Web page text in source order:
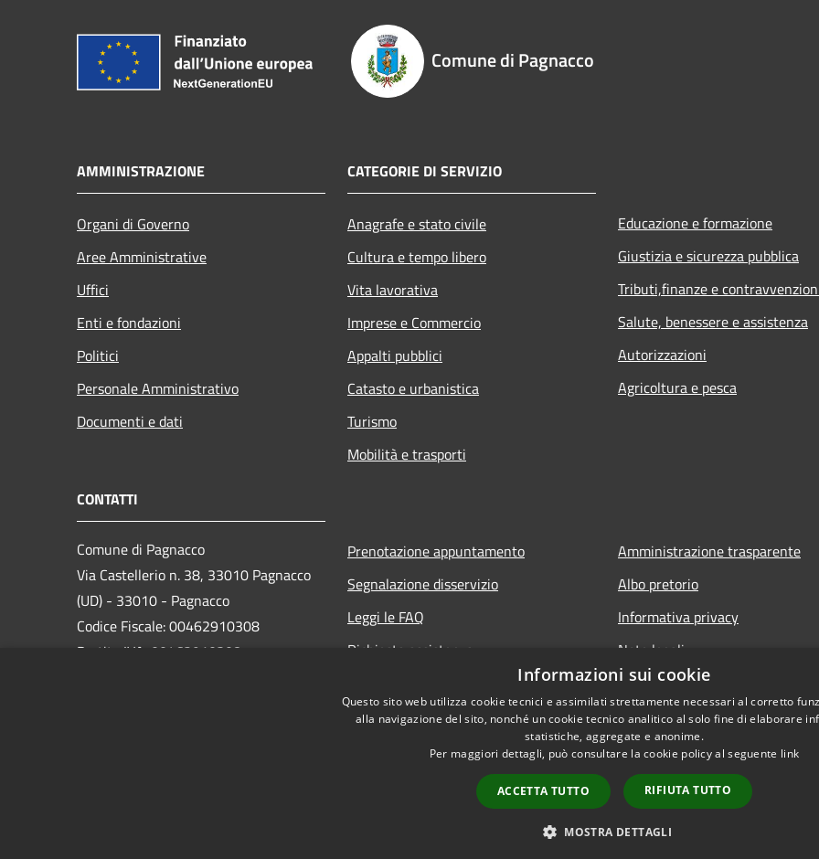
Comune di Pagnacco
AMMINISTRAZIONE
Organi di Governo
Aree Amministrative
Uffici
Enti e fondazioni
Politici
Personale Amministrativo
Documenti e dati
CATEGORIE DI SERVIZIO
Anagrafe e stato civile
Cultura e tempo libero
Vita lavorativa
Imprese e Commercio
Appalti pubblici
Catasto e urbanistica
Turismo
Mobilità e trasporti
Educazione e formazione
Giustizia e sicurezza pubblica
Tributi,finanze e
Salute, benessere e assistenza
Autorizzazioni
Agricoltura e pesca
CONTATTI
Comune di Pagnacco
Via Castellerio n. 38, 33010 Pagnacco
(UD) - 33010 - Pagnacco
Codice Fiscale: 00462910308
Partita IVA: 00462910308
Prenotazione appuntamento
Segnalazione disservizio
Leggi le FAQ
Richiesta assistenza
Amministrazione trasparente
Albo pretorio
Informativa privacy
Note legali
Dichiarazione di accessibilità
Copyright © 2026 • Comune di
Informazioni sui cookie
Questo sito web utilizza cookie tecnici e assimilati strettamente necessari al corretto
alla navigazione del sito, nonché un cookie tecnico analitico al solo fine di elaborare
statistiche, aggregate e anonime.
Per maggiori dettagli, può consultare la cookie policy al seguente link
ACCETTA TUTTO RIFIUTA TUTTO
MOSTRA DETTAGLI